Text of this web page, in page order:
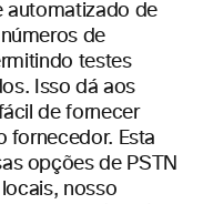
automatizado de
de
testes
Isso dá aos
de fornecer
fornecedor. Esta
opções de PSTN
nosso